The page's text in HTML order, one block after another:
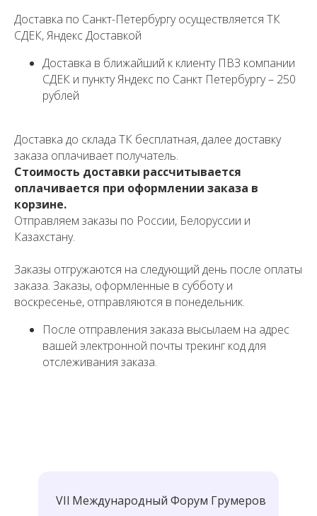
Доставка по Санкт-Петербургу осуществляется ТК
СДЕК, Яндекс Доставкой
Доставка в ближайший к клиенту ПВЗ компании
СДЕК и пункту Яндекс по Санкт Петербургу – 250
рублей
Доставка до склада ТК бесплатная, далее доставку
заказа оплачивает получатель.
Стоимость доставки рассчитывается
оплачивается при оформлении заказа в
корзине.
Отправляем заказы по России, Белоруссии и
Казахстану.
Заказы отгружаются на следующий день после оплаты
заказа. Заказы, оформленные в субботу и
воскресенье, отправляются в понедельник.
После отправления заказа высылаем на адрес
вашей электронной почты трекинг код для
отслеживания заказа.
VIl Международный Форум Грумеров